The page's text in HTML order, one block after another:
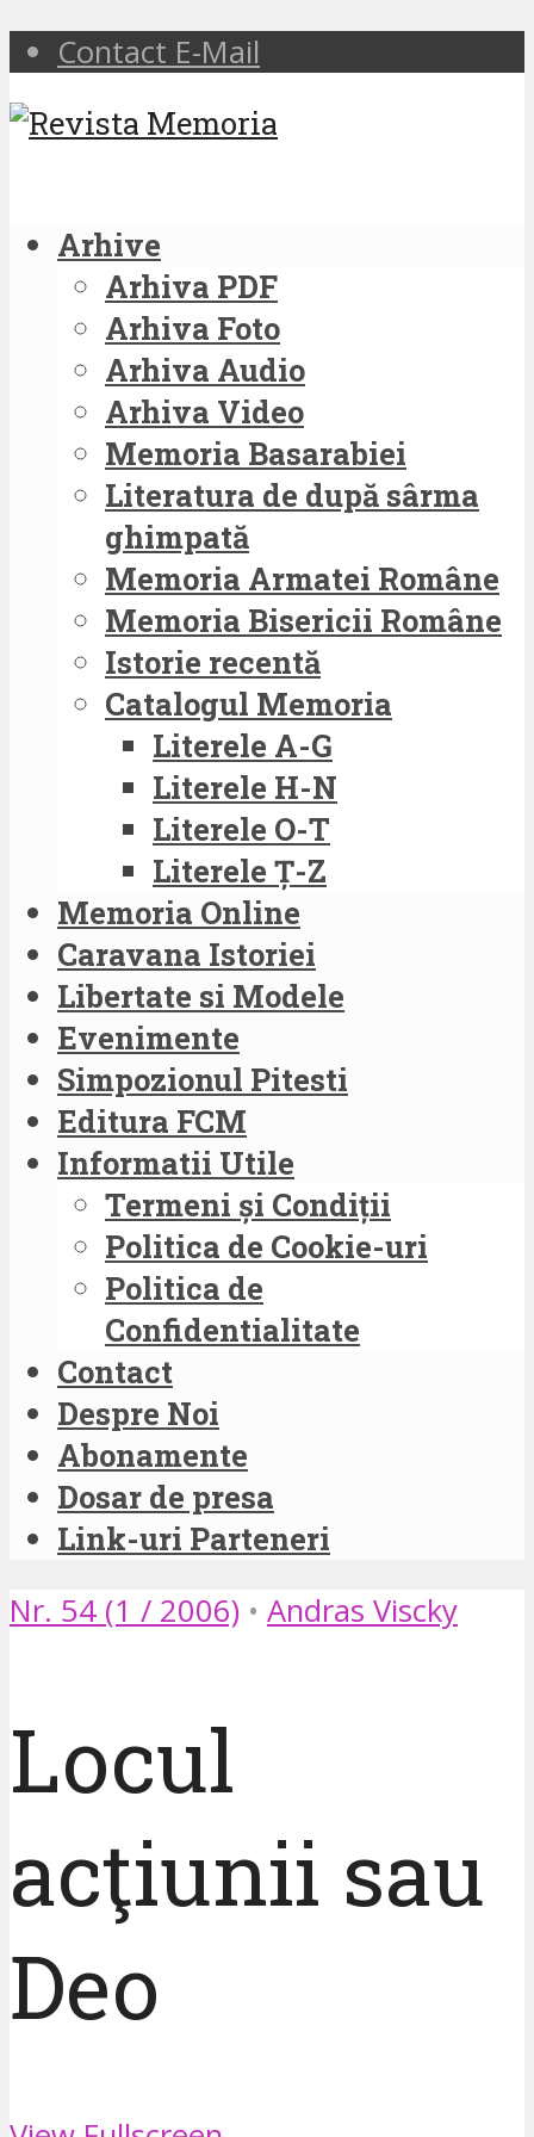
Contact E-Mail
Arhive
Arhiva PDF
Arhiva Foto
Arhiva Audio
Arhiva Video
Memoria Basarabiei
Literatura de după sârma
ghimpată
Memoria Armatei Române
Memoria Bisericii Române
Istorie recentă
Catalogul Memoria
Literele A-G
Literele H-N
Literele O-T
Literele Ț-Z
Memoria Online
Caravana Istoriei
Libertate si Modele
Evenimente
Simpozionul Pitesti
Editura FCM
Informatii Utile
Termeni și Condiții
Politica de Cookie-uri
Politica de
Confidentialitate
Contact
Despre Noi
Abonamente
Dosar de presa
Link-uri Parteneri
Nr. 54 (1 / 2006) • Andras Viscky
Locul
acţiunii sau
Deo